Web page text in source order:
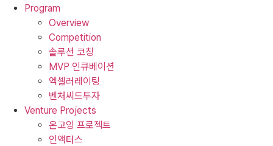
Program
Overview
Competition
솔루션 코칭
MVP 인큐베이션
엑셀러레이팅
벤처씨드투자
Venture Projects
온고잉 프로젝트
인액터스